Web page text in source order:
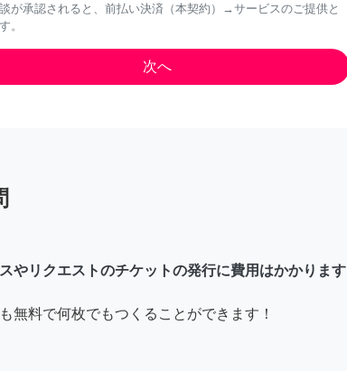
が承認されると、前払い決済（本契約）→サービスのご提供と
。
やリクエストのチケットの発行に費用はかかります
無料で何枚でもつくることができます！